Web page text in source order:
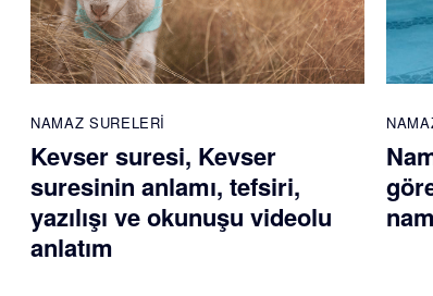
NAMAZ SURELERI
Kevser suresi, Kevser
suresinin anlamı, tefsiri,
yazılışı ve okunuşu videolu
anlatım